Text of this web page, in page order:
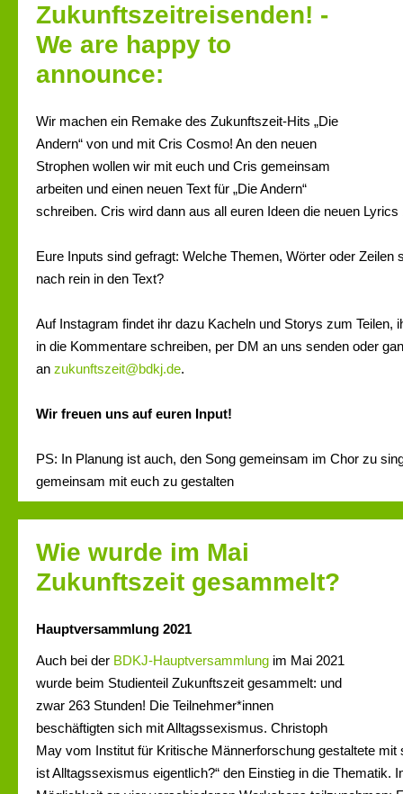
Zukunftszeitreisenden! -
We are happy to
announce:
Wir machen ein Remake des Zukunftszeit-Hits „Die
Andern“ von und mit Cris Cosmo! An den neuen
Strophen wollen wir mit euch und Cris gemeinsam
arbeiten und einen neuen Text für „Die Andern“
schreiben. Cris wird dann aus all euren Ideen die neuen Lyrics
Eure Inputs sind gefragt: Welche Themen, Wörter oder Zeilen
nach rein in den Text?
Auf Instagram findet ihr dazu Kacheln und Storys zum Teilen,
in die Kommentare schreiben, per DM an uns senden oder
an zukunftszeit@bdkj.de.
Wir freuen uns auf euren Input!
PS: In Planung ist auch, den Song gemeinsam im Chor zu
gemeinsam mit euch zu gestalten
Wie wurde im Mai
Zukunftszeit gesammelt?
Hauptversammlung 2021
Auch bei der BDKJ-Hauptversammlung im Mai 2021
wurde beim Studienteil Zukunftszeit gesammelt: und
zwar 263 Stunden! Die Teilnehmer*innen
beschäftigten sich mit Alltagssexismus. Christoph
May vom Institut für Kritische Männerforschung gestaltete mit
ist Alltagssexismus eigentlich?“ den Einstieg in die Thematik.